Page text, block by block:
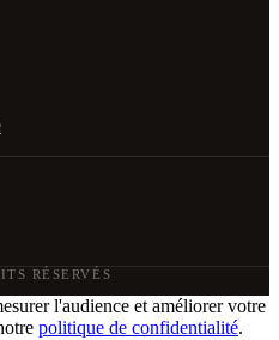
RÉSERVÉS
l'audience et améliorer votre
politique de confidentialité.